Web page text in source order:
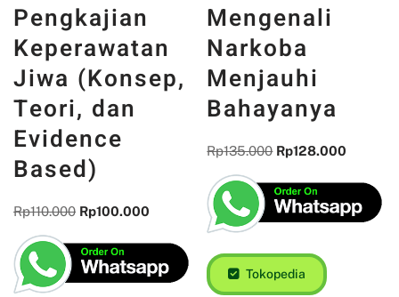
Pengkajian
Keperawatan
Jiwa (Konsep,
Teori, dan
Evidence
Based)
Rp110.000 Rp100.000
Mengenali
Narkoba
Menjauhi
Bahayanya
Rp135.000 Rp128.000
Tokopedia